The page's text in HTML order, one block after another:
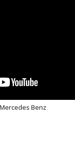
Mercedes Benz